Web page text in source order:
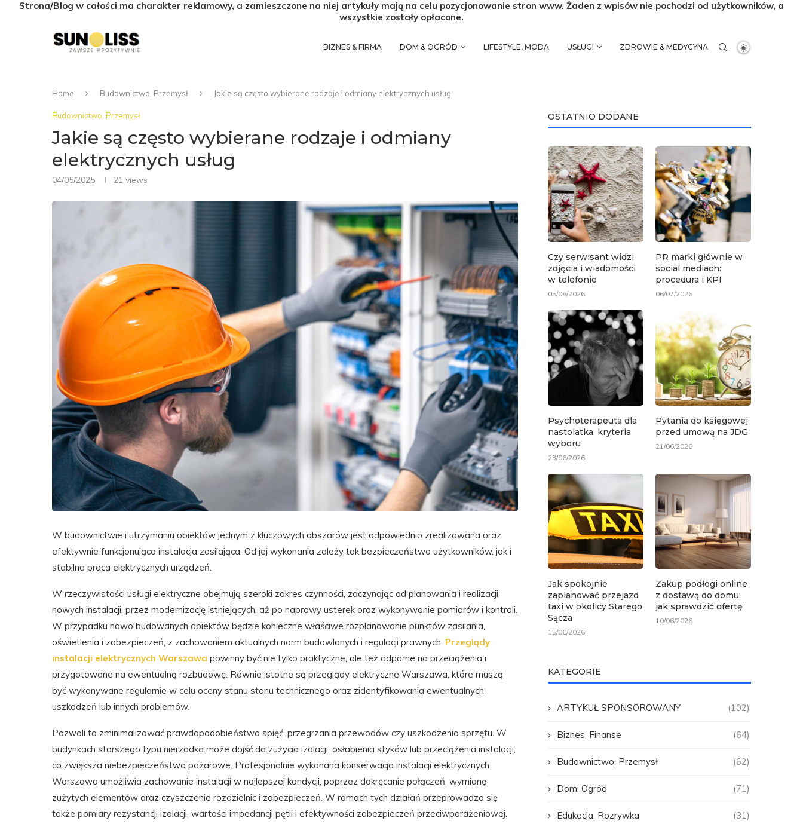
Strona/Blog w całości ma charakter reklamowy, a zamieszczone na niej artykuły mają na celu pozycjonowanie stron www. Żaden z wpisów nie pochodzi od użytkowników, a
wszystkie zostały opłacone.
BIZNES & FIRMA DOM & OGRÓD LIFESTYLE, MODA USŁUGI ZDROWIE & MEDYCYNA
Home Budownictwo, Przemysł Jakie są często wybierane rodzaje i odmiany elektrycznych usług
Budownictwo, Przemysł
Jakie są często wybierane rodzaje i odmiany
elektrycznych usług
04/05/2025 21 views
W budownictwie i utrzymaniu obiektów jednym z kluczowych obszarów jest odpowiednio zrealizowana oraz
efektywnie funkcjonująca instalacja zasilająca. Od jej wykonania zależy tak bezpieczeństwo użytkowników, jak i
stabilna praca elektrycznych urządzeń.
W rzeczywistości usługi elektryczne obejmują szeroki zakres czynności, zaczynając od planowania i realizacji
nowych instalacji, przez modernizację istniejących, aż po naprawy usterek oraz wykonywanie pomiarów i kontroli.
W przypadku nowo budowanych obiektów będzie konieczne właściwe rozplanowanie punktów zasilania,
oświetlenia i zabezpieczeń, z zachowaniem aktualnych norm budowlanych i regulacji prawnych. Przeglądy
instalacji elektrycznych Warszawa powinny być nie tylko praktyczne, ale też odporne na przeciążenia i
przygotowane na ewentualną rozbudowę. Równie istotne są przeglądy elektryczne Warszawa, które muszą
być wykonywane regularnie w celu oceny stanu stanu technicznego oraz zidentyfikowania ewentualnych
uszkodzeń lub innych problemów.
Pozwoli to zminimalizować prawdopodobieństwo spięć, przegrzania przewodów czy uszkodzenia sprzętu. W
budynkach starszego typu nierzadko może dojść do zużycia izolacji, osłabienia styków lub przeciążenia instalacji,
co zwiększa niebezpieczeństwo pożarowe. Profesjonalnie wykonana konserwacja instalacji elektrycznych
Warszawa umożliwia zachowanie instalacji w najlepszej kondycji, poprzez dokręcanie połączeń, wymianę
zużytych elementów oraz czyszczenie rozdzielnic i zabezpieczeń. W ramach tych działań przeprowadza się
także pomiary rezystancji izolacji, wartości impedancji pętli i efektywności zabezpieczeń przeciwporażeniowej.
OSTATNIO DODANE
Czy serwisant widzi
zdjęcia i wiadomości
w telefonie
05/08/2026
PR marki głównie w
social mediach:
procedura i KPI
06/07/2026
Psychoterapeuta dla
nastolatka: kryteria
wyboru
23/06/2026
Pytania do księgowej
przed umową na JDG
21/06/2026
Jak spokojnie
zaplanować przejazd
taxi w okolicy Starego
Sącza
15/06/2026
Zakup podłogi online
z dostawą do domu:
jak sprawdzić ofertę
10/06/2026
KATEGORIE
ARTYKUŁ SPONSOROWANY (102)
Biznes, Finanse (64)
Budownictwo, Przemysł (62)
Dom, Ogród (71)
Edukacja, Rozrywka (31)